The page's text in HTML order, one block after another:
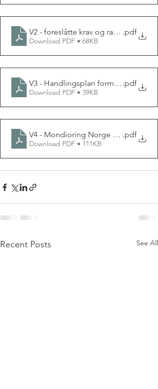
V2 - foreslåtte krav og rammer.pdf
Download PDF • 68KB
V3 - Handlingsplan formatert.pdf
Download PDF • 39KB
V4 - Mondioring Norge UTKAST-1
.pdf
Download PDF • 111KB
Recent Posts See All